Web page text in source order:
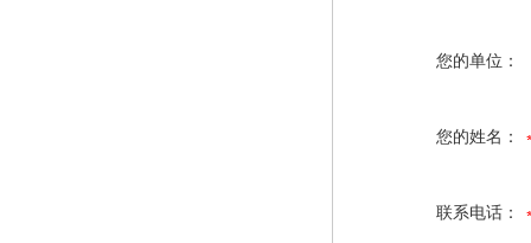
您的单位：
您的姓名：
联系电话：